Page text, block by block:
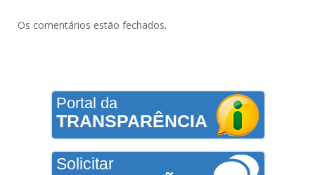
Os comentários estão fechados.
Portal da
TRANSPARÊNCIA
Solicitar